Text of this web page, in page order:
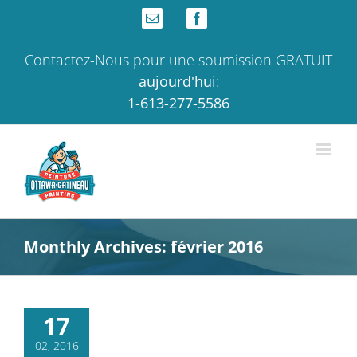
Email
Contactez-Nous pour une soumission GRATUIT
aujourd'hui:
1-613-277-5586
Monthly Archives:février 2016
17
02, 2016